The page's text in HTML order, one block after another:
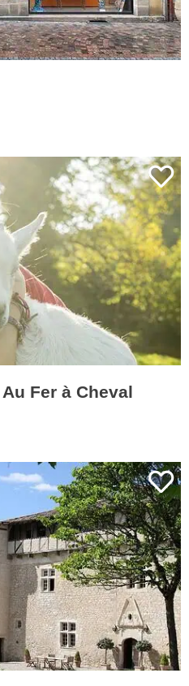
Fer à Cheval